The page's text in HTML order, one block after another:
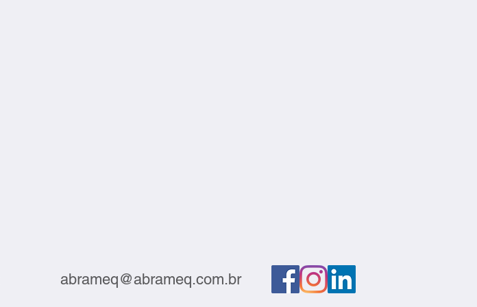
abrameq@abrameq.com.br